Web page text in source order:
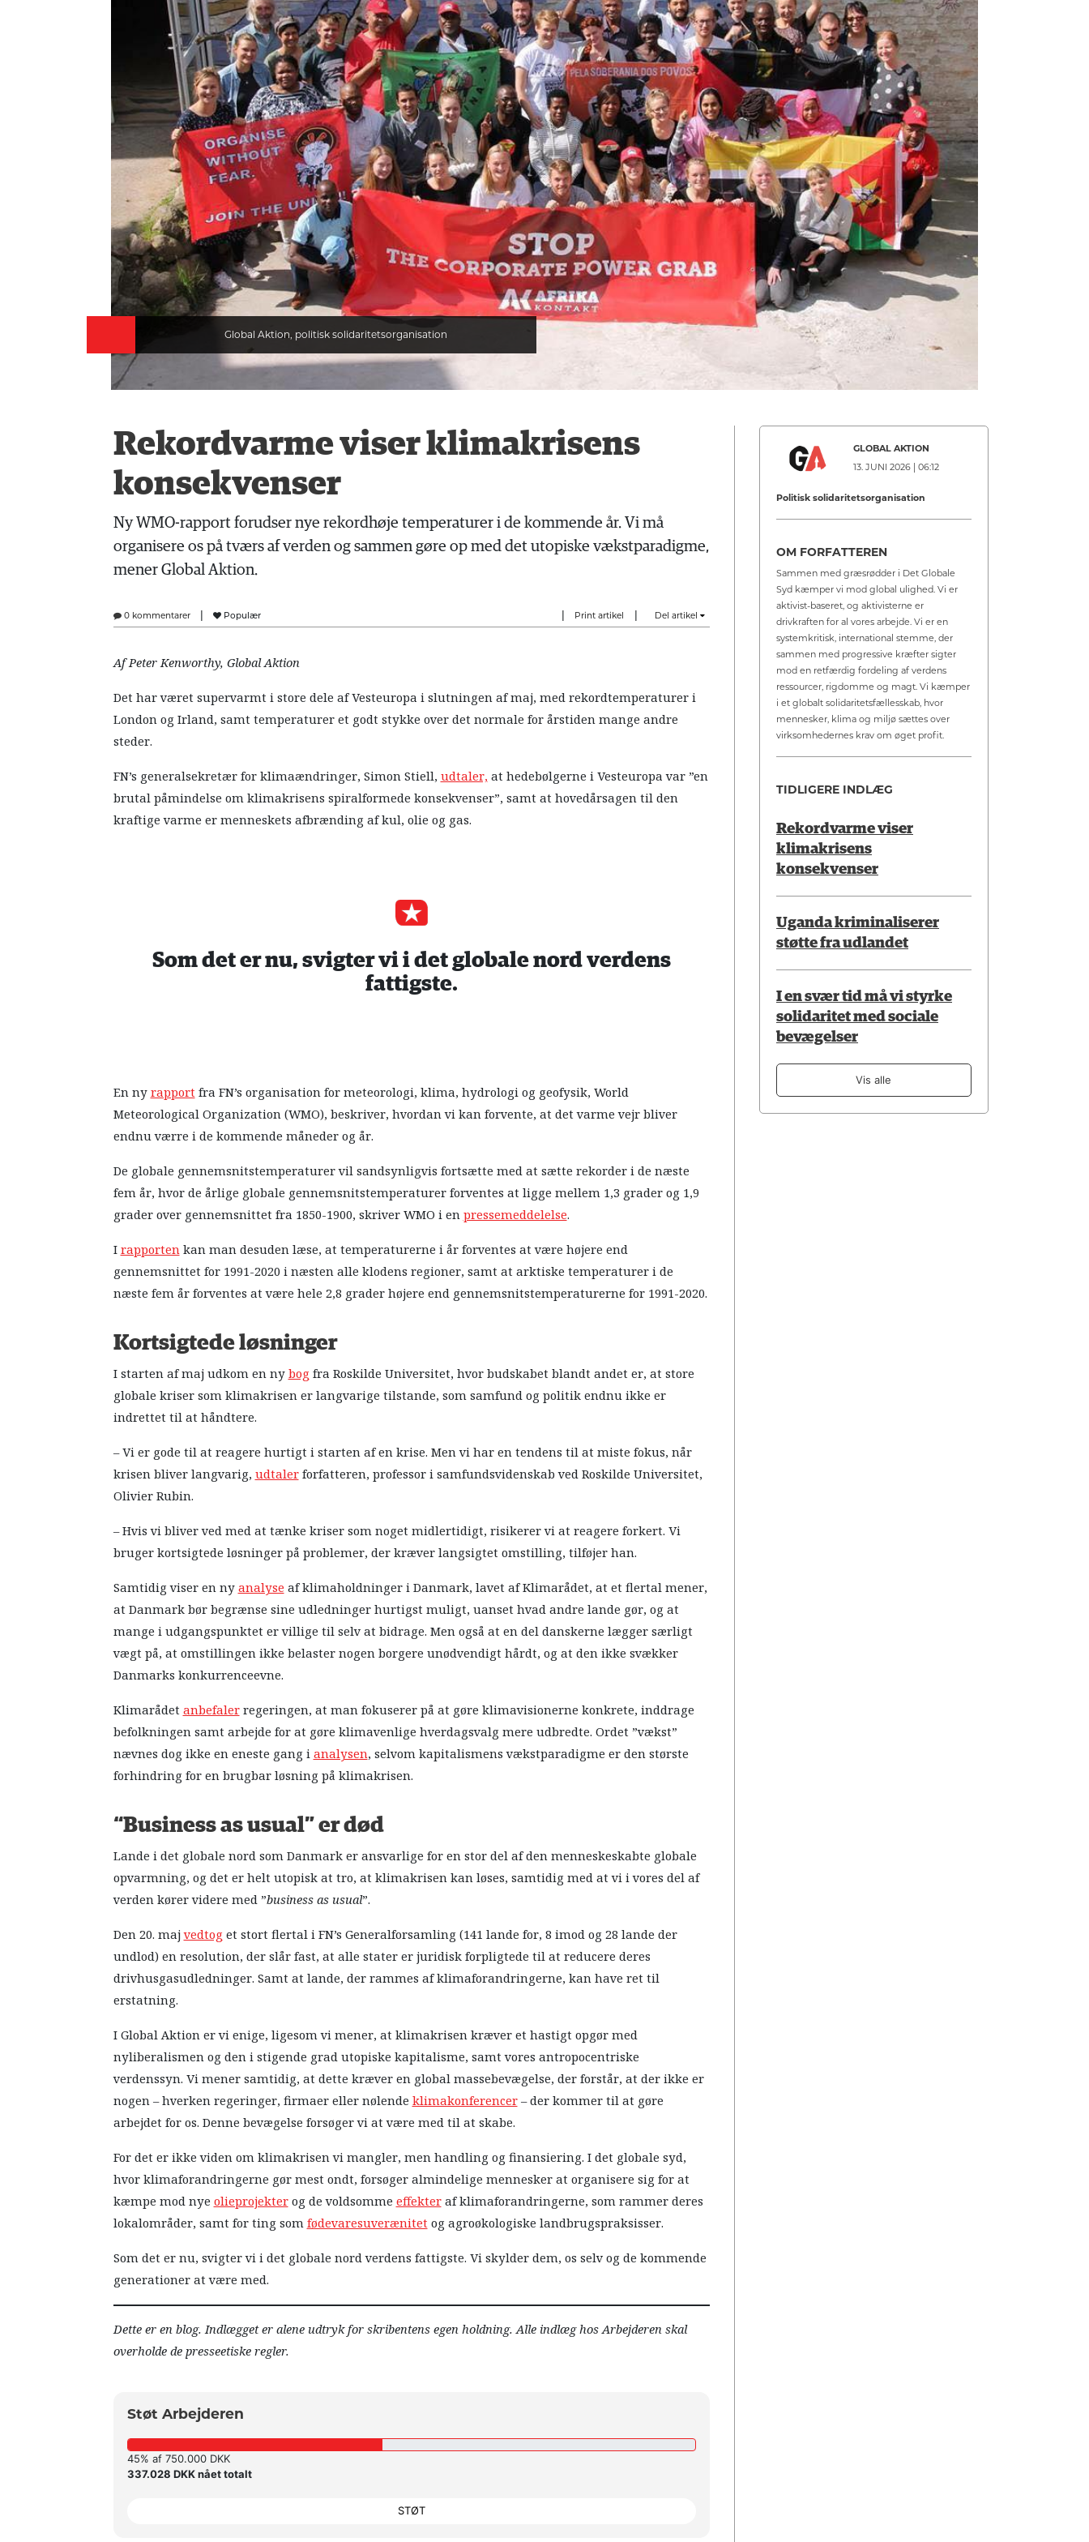
Global Aktion, politisk solidaritetsorganisation
Rekordvarme viser klimakrisens
konsekvenser
Ny WMO-rapport forudser nye rekordhøje temperaturer i de kommende år. Vi må
organisere os på tværs af verden og sammen gøre op med det utopiske vækstparadigme,
mener Global Aktion.
0 kommentarer | Populær | Print artikel | Del artikel
Af Peter Kenworthy, Global Aktion
Det har været supervarmt i store dele af Vesteuropa i slutningen af maj, med rekordtemperaturer i
London og Irland, samt temperaturer et godt stykke over det normale for årstiden mange andre
steder.
FN’s generalsekretær for klimaændringer, Simon Stiell, udtaler, at hedebølgerne i Vesteuropa var ”en
brutal påmindelse om klimakrisens spiralformede konsekvenser”, samt at hovedårsagen til den
kraftige varme er menneskets afbrænding af kul, olie og gas.
Som det er nu, svigter vi i det globale nord verdens
fattigste.
En nyrapportfra FN’s organisation for meteorologi, klima, hydrologi og geofysik, World
Meteorological Organization (WMO), beskriver, hvordan vi kan forvente, at det varme vejr bliver
endnu værre i de kommende måneder og år.
De globale gennemsnitstemperaturer vil sandsynligvis fortsætte med at sætte rekorder i de næste
fem år, hvor de årlige globale gennemsnitstemperaturer forventes at ligge mellem 1,3 grader og 1,9
grader over gennemsnittet fra 1850-1900, skriver WMO i enpressemeddelelse.
Irapportenkan man desuden læse, at temperaturerne i år forventes at være højere end
gennemsnittet for 1991-2020 i næsten alle klodens regioner, samt at arktiske temperaturer i de
næste fem år forventes at være hele 2,8 grader højere end gennemsnitstemperaturerne for 1991-2020.
Kortsigtede løsninger
I starten af maj udkom en nybog fra Roskilde Universitet, hvor budskabet blandt andet er, at store
globale kriser som klimakrisen er langvarige tilstande, som samfund og politik endnu ikke er
indrettet til at håndtere.
– Vi er gode til at reagere hurtigt i starten af en krise. Men vi har en tendens til at miste fokus, når
krisen bliver langvarig, udtalerforfatteren, professor i samfundsvidenskab ved Roskilde Universitet,
Olivier Rubin.
– Hvis vi bliver ved med at tænke kriser som noget midlertidigt, risikerer vi at reagere forkert. Vi
bruger kortsigtede løsninger på problemer, der kræver langsigtet omstilling, tilføjer han.
Samtidig viser en nyanalyse af klimaholdninger i Danmark, lavet af Klimarådet, at et flertal mener,
at Danmark bør begrænse sine udledninger hurtigst muligt, uanset hvad andre lande gør, og at
mange i udgangspunktet er villige til selv at bidrage. Men også at en del danskerne lægger særligt
vægt på, at omstillingen ikke belaster nogen borgere unødvendigt hårdt, og at den ikke svækker
Danmarks konkurrenceevne.
Klimarådetanbefalerregeringen, at man fokuserer på at gøre klimavisionerne konkrete, inddrage
befolkningen samt arbejde for at gøre klimavenlige hverdagsvalg mere udbredte. Ordet ”vækst”
nævnes dog ikke en eneste gang ianalysen, selvom kapitalismens vækstparadigme er den største
forhindring for en brugbar løsning på klimakrisen.
“Business as usual” er død
Lande i det globale nord som Danmark er ansvarlige for en stor del af den menneskeskabte globale
opvarmning, og det er helt utopisk at tro, at klimakrisen kan løses, samtidig med at vi i vores del af
verden kører videre med ”business as usual”.
Den 20. majvedtog et stort flertal i FN’s Generalforsamling (141 lande for, 8 imod og 28 lande der
undlod) en resolution, der slår fast, at alle stater er juridisk forpligtede til at reducere deres
drivhusgasudledninger. Samt at lande, der rammes af klimaforandringerne, kan have ret til
erstatning.
I Global Aktion er vi enige, ligesom vi mener, at klimakrisen kræver et hastigt opgør med
nyliberalismen og den i stigende grad utopiske kapitalisme, samt vores antropocentriske
verdenssyn. Vi mener samtidig, at dette kræver en global massebevægelse, der forstår, at der ikke er
nogen – hverken regeringer, firmaer eller nølende klimakonferencer– der kommer til at gøre
arbejdet for os. Denne bevægelse forsøger vi at være med til at skabe.
For det er ikke viden om klimakrisen vi mangler, men handling og finansiering. I det globale syd,
hvor klimaforandringerne gør mest ondt, forsøger almindelige mennesker at organisere sig for at
kæmpe mod nye olieprojekterog de voldsomme effekteraf klimaforandringerne, som rammer deres
lokalområder, samt for ting somfødevaresuverænitetog agroøkologiske landbrugspraksisser.
Som det er nu, svigter vi i det globale nord verdens fattigste. Vi skylder dem, os selv og de kommende
generationer at være med.
Dette er en blog. Indlægget er alene udtryk for skribentens egen holdning. Alle indlæg hos Arbejderen skal
overholde de presseetiske regler.
Støt Arbejderen
45% af 750.000 DKK
337.028 DKK nået totalt
STØT
GLOBAL AKTION
13. JUNI 2026 | 06:12
Politisk solidaritetsorganisation
OM FORFATTEREN
Sammen med græsrødder i Det Globale
Syd kæmper vi mod global ulighed. Vi er
aktivist-baseret, og aktivisterne er
drivkraften for al vores arbejde. Vi er en
systemkritisk, international stemme, der
sammen med progressive kræfter sigter
mod en retfærdig fordeling af verdens
ressourcer, rigdomme og magt. Vi kæmper
i et globalt solidaritetsfællesskab, hvor
mennesker, klima og miljø sættes over
virksomhedernes krav om øget profit.
TIDLIGERE INDLÆG
Rekordvarme viser
klimakrisens
konsekvenser
Uganda kriminaliserer
støtte fra udlandet
I en svær tid må vi styrke
solidaritet med sociale
bevægelser
Vis alle